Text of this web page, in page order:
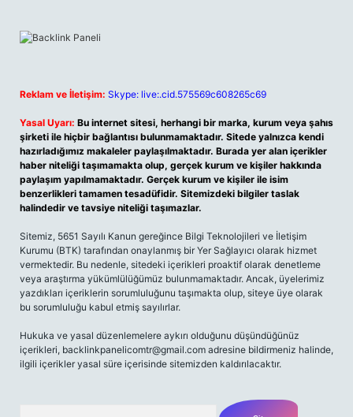
Reklam ve İletişim: Skype: live:.cid.575569c608265c69
Yasal Uyarı: Bu internet sitesi, herhangi bir marka, kurum veya şahıs
şirketi ile hiçbir bağlantısı bulunmamaktadır. Sitede yalnızca kendi
hazırladığımız makaleler paylaşılmaktadır. Burada yer alan içerikler
haber niteliği taşımamakta olup, gerçek kurum ve kişiler hakkında
paylaşım yapılmamaktadır. Gerçek kurum ve kişiler ile isim
benzerlikleri tamamen tesadüfidir. Sitemizdeki bilgiler taslak
halindedir ve tavsiye niteliği taşımazlar.
Sitemiz, 5651 Sayılı Kanun gereğince Bilgi Teknolojileri ve İletişim
Kurumu (BTK) tarafından onaylanmış bir Yer Sağlayıcı olarak hizmet
vermektedir. Bu nedenle, sitedeki içerikleri proaktif olarak denetleme
veya araştırma yükümlülüğümüz bulunmamaktadır. Ancak, üyelerimiz
yazdıkları içeriklerin sorumluluğunu taşımakta olup, siteye üye olarak
bu sorumluluğu kabul etmiş sayılırlar.
Hukuka ve yasal düzenlemelere aykırı olduğunu düşündüğünüz
içerikleri, backlinkpanelicomtr@gmail.com adresine bildirmeniz halinde,
ilgili içerikler yasal süre içerisinde sitemizden kaldırılacaktır.